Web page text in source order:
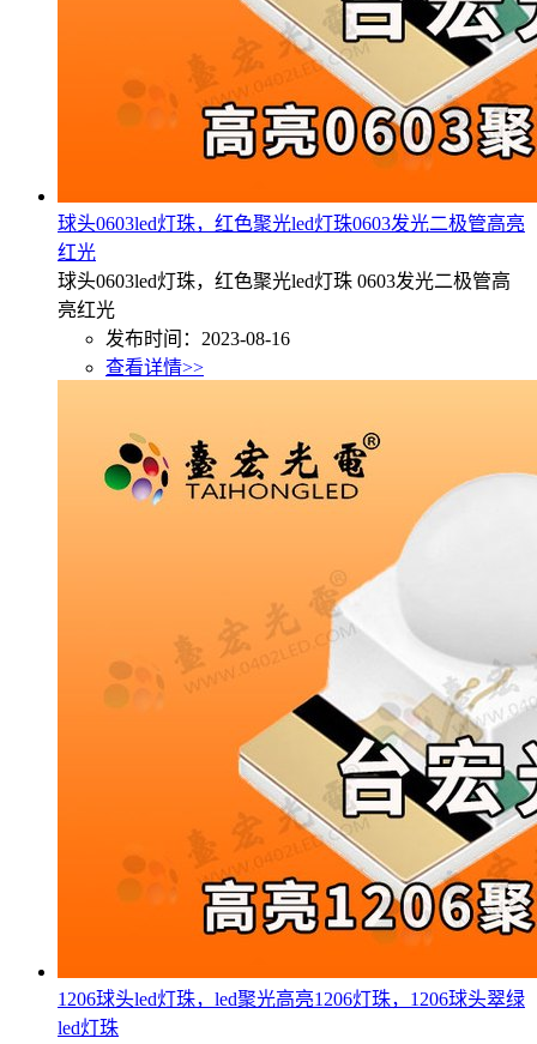
球头0603led灯珠，红色聚光led灯珠0603发光二极管高亮
红光
球头0603led灯珠，红色聚光led灯珠 0603发光二极管高
亮红光
发布时间：2023-08-16
查看详情>>
1206球头led灯珠，led聚光高亮1206灯珠，1206球头翠绿
led灯珠